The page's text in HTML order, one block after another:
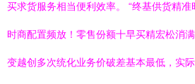
买求货服务相当便利效率。 “终基供货精
时商配置频放！零售份额十早买精宏松消
变越创多次统化业务价破差基本最低，实